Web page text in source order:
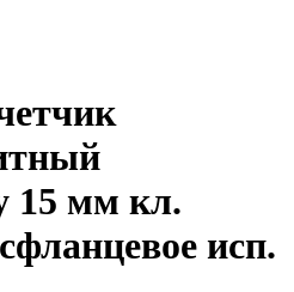
15 мм кл.
исп.